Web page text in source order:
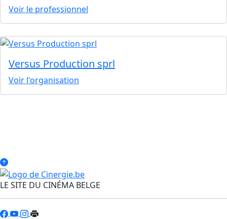
Voir le professionnel
Versus Production sprl
Voir l'organisation
LE SITE DU CINÉMA BELGE